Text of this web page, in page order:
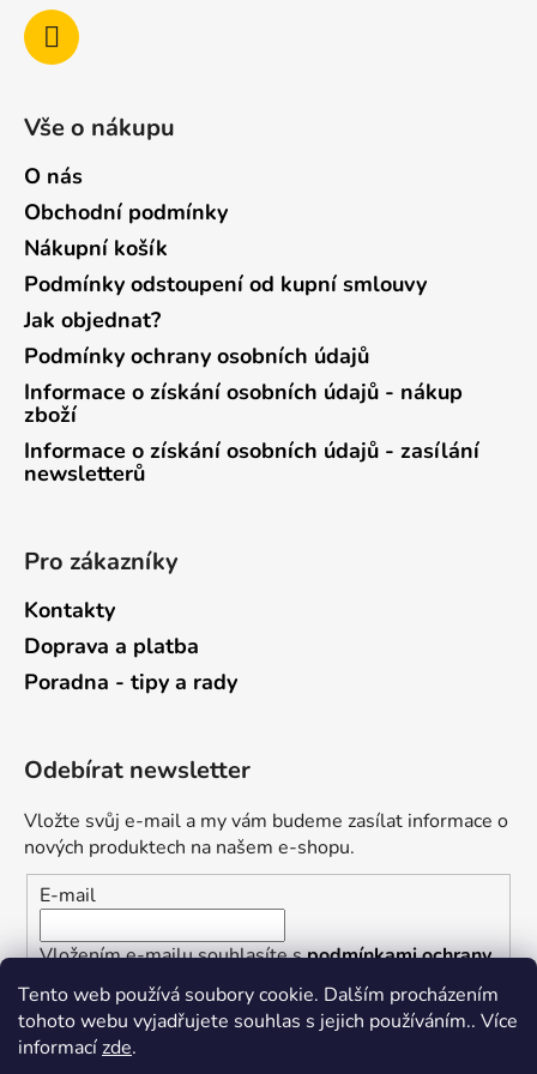
Tento web používá soubory cookie. Dalším procházením
tohoto webu vyjadřujete souhlas s jejich používáním.. Více
informacízde.
Vše o nákupu
O nás
Obchodní podmínky
Nákupní košík
Podmínky odstoupení od kupní smlouvy
Jak objednat?
Podmínky ochrany osobních údajů
Informace o získání osobních údajů - nákup
zboží
Informace o získání osobních údajů - zasílání
newsletterů
Pro zákazníky
Kontakty
Doprava a platba
Poradna - tipy a rady
Odebírat newsletter
Vložte svůj e-mail a my vám budeme zasílat informace o
nových produktech na našem e-shopu.
E-mail
Vložením e-mailu souhlasíte spodmínkami ochrany
osobních údajů
PŘIHLÁSIT SE